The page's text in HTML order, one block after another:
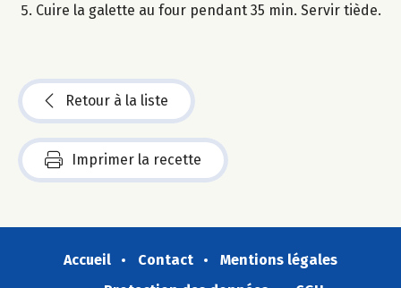
Cuire la galette au four pendant 35 min. Servir tiède.
Retour à la liste
Imprimer la recette
Accueil Contact
Mentions légales